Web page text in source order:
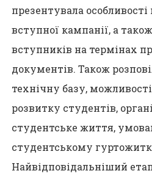
презентувала особливості
вступної кампанії, а
вступників на термінах
документів. Також
технічну базу,
розвитку студентів,
студентське життя,
студентському
Найвідповідальніший